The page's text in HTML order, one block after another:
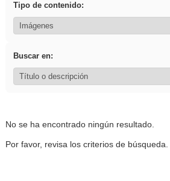
Tipo de contenido:
Buscar en:
No se ha encontrado ningún resultado.
Por favor, revisa los criterios de búsqueda.